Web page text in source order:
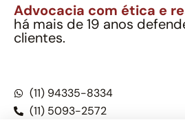
Advocacia com ética e
há mais de 19 anos
clientes.
(11) 94335-8334
(11) 5093-2572